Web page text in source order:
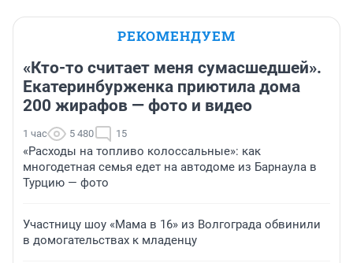
РЕКОМЕНДУЕМ
«Кто-то считает меня сумасшедшей».
Екатеринбурженка приютила дома
200 жирафов — фото и видео
1 час 5 480 15
«Расходы на топливо колоссальные»: как
многодетная семья едет на автодоме из Барнаула в
Турцию — фото
Участницу шоу «Мама в 16» из Волгограда обвинили
в домогательствах к младенцу